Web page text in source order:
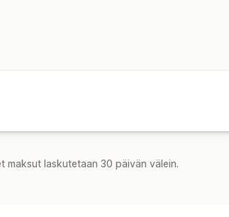
maksut laskutetaan 30 päivän välein.